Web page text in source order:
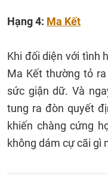
Hạng 4: Ma Kết
Khi đối diện với tình
Ma Kết thường tỏ
sức giận dữ. Và
tung ra đòn quyết
khiến chàng cứng
không dám cự cãi gì